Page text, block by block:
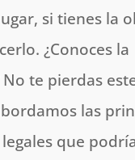
si tienes la
¿Conoces la
No te pierdas
las
que